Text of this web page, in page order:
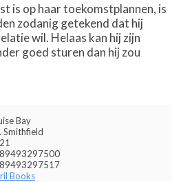
is op haar toekomstplannen, is
zodanig getekend dat hij
wil. Helaas kan hij zijn
goed sturen dan hij zou
Bay
Smithfield
Books